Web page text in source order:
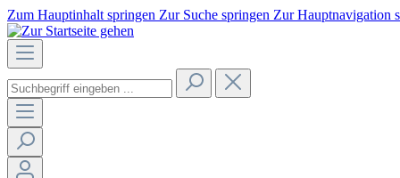
Zum Hauptinhalt springen Zur Suche springen Zur Hauptnavigation